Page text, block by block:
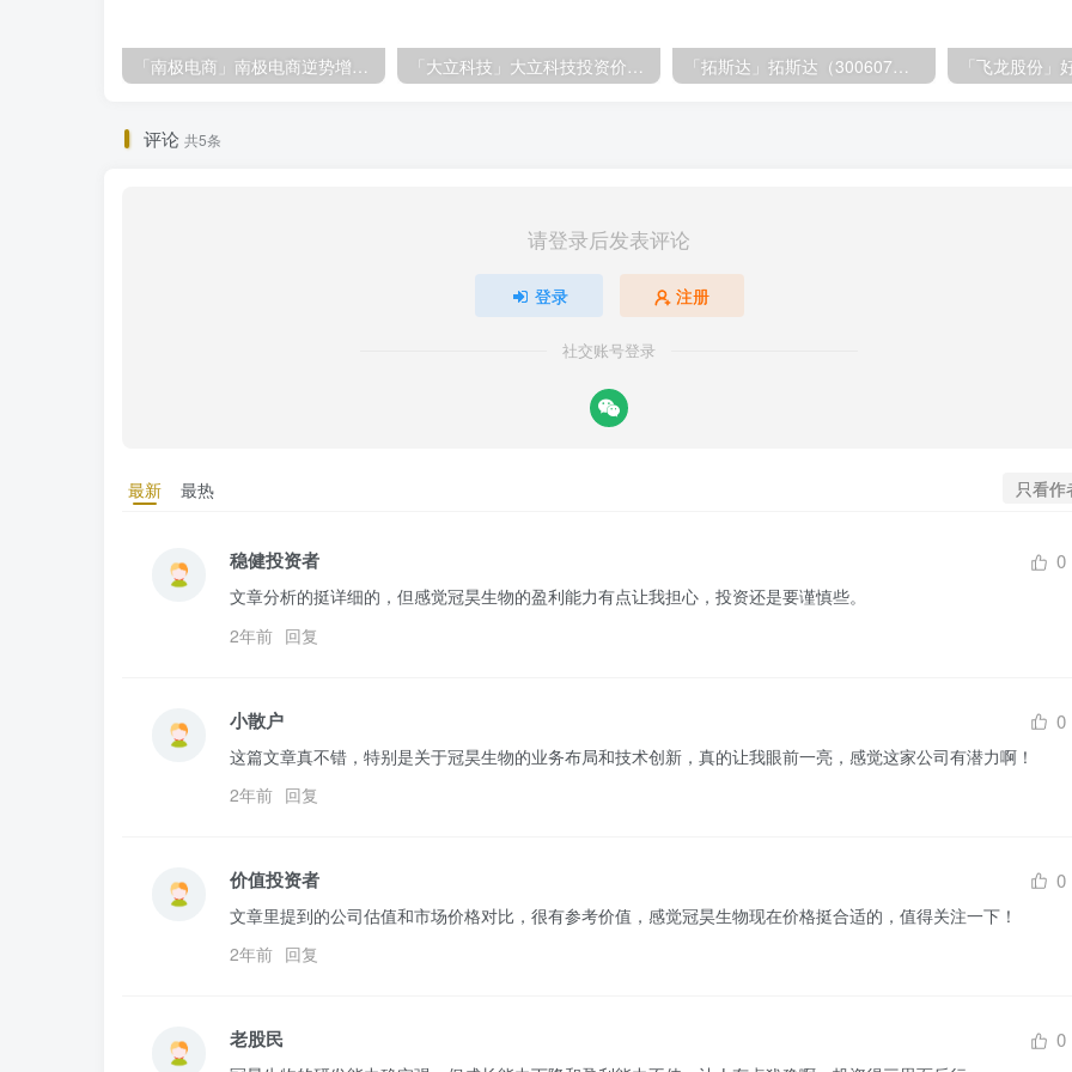
「南极电商」南极电商逆势增长，股价飙升背后的秘密武器！ 「大立科技」大立科技投资价值揭秘：红外芯片领军者的市场布局与未来潜力 「拓斯达」拓斯达（300607）：智能制造龙头，未来增长潜力巨大
评论 共5条
请登录后发表评论
登录 注册
社交账号登录
最新 最热 只看作
稳健投资者 0
文章分析的挺详细的，但感觉冠昊生物的盈利能力有点让我担心，投资还是要谨慎些。
2年前 回复
小散户 0
这篇文章真不错，特别是关于冠昊生物的业务布局和技术创新，真的让我眼前一亮，感觉这家公司有潜力啊！
2年前 回复
价值投资者 0
文章里提到的公司估值和市场价格对比，很有参考价值，感觉冠昊生物现在价格挺合适的，值得关注一下！
2年前 回复
老股民 0